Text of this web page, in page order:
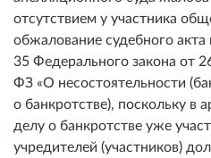
отсутствием у участника
обжалование судебного акта
35 Федерального закона от
ФЗ «О несостоятельности
о банкротстве), поскольку в
делу о банкротстве уже
учредителей (участников)